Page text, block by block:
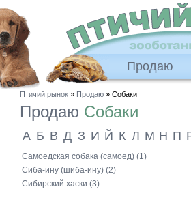
Продаю
Птичий рынок » Продаю » Собаки
Продаю Собаки
А Б В Д З И Й К Л М Н П
Самоедская собака (самоед) (1)
Сиба-ину (шиба-ину) (2)
Сибирский хаски (3)